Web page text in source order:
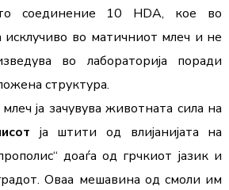
соединение 10 HDA, кое во
исклучиво во матичниот млеч и не
во лабораторија поради
структура.
ја зачувува животната сила на
ја штити од влијанијата на
доаѓа од грчкиот јазик и
Оваа мешавина од смоли им